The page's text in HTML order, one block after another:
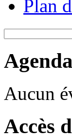
Plan
Agenda
Aucun
Accès